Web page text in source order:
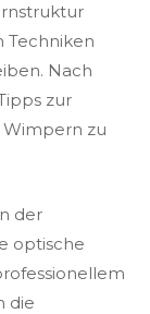
Techniken
Nach
zur
zu
der
optische
die